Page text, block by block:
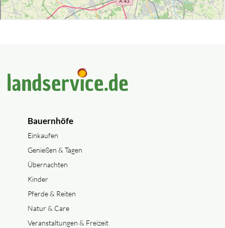
Bauernhöfe
Einkaufen
Genießen & Tagen
Übernachten
Kinder
Pferde & Reiten
Natur & Care
Veranstaltungen & Freizeit